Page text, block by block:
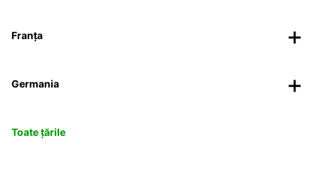
Franța
Germania
Toate țările